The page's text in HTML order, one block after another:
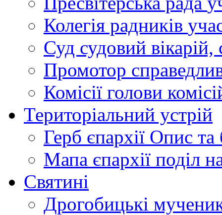
Колегія радників
Суд судовий вікарій,
Промотор
Комісії голови
Територіальний устрій
Герб єпархії Опис та
Мапа єпархії поділ
Святині
Дрогобицькі